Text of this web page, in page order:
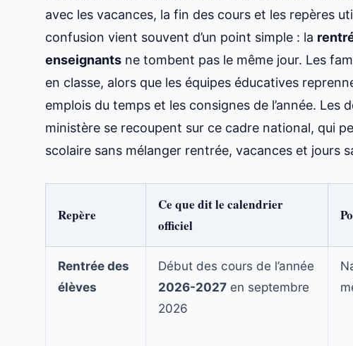
avec les vacances, la fin des cours et les repères
confusion vient souvent d’un point simple : la
enseignants ne tombent pas le même jour. Les
en classe, alors que les équipes éducatives
emplois du temps et les consignes de l’année. Les
ministère se recoupent sur ce cadre national, qui
scolaire sans mélanger rentrée, vacances et jours
Repère
Ce que dit le calendrier
officiel
Rentrée des
élèves
Début des cours de l’année
2026-2027 en septembre
2026